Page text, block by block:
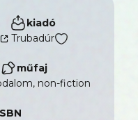
kiadó
Trubadúr
műfaj
non-fiction